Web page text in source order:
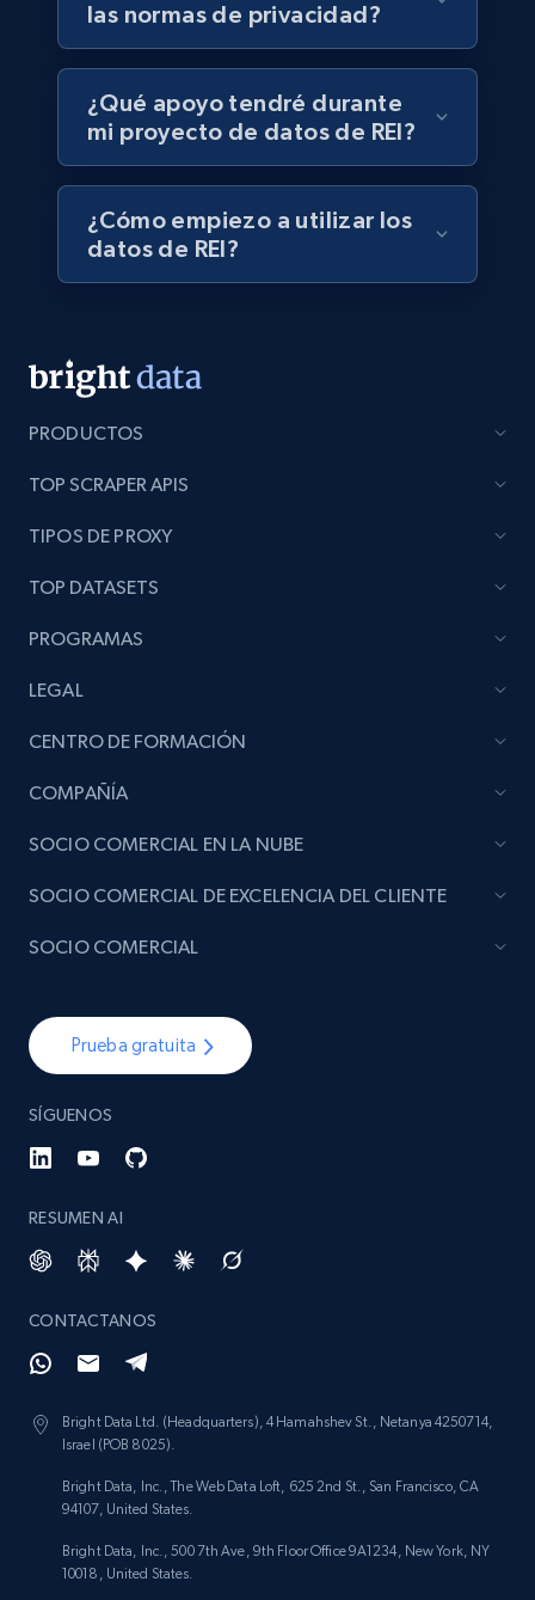
las normas de privacidad?
¿Qué apoyo tendré durante
mi proyecto de datos de REI?
¿Cómo empiezo a utilizar los
datos de REI?
PRODUCTOS
TOP SCRAPER APIS
TIPOS DE PROXY
TOP DATASETS
PROGRAMAS
LEGAL
CENTRO DE FORMACIÓN
COMPAÑÍA
Prueba gratuita
SÍGUENOS
RESUMEN AI
CONTACTANOS
Bright Data Ltd. (Headquarters), 4 Hamahshev St., Netanya 4250714,
Israel (POB 8025).
Bright Data, Inc., The Web Data Loft, 625 2nd St., San Francisco, CA
94107, United States.
Bright Data, Inc., 500 7th Ave, 9th Floor Office 9A1234, New York, NY
10018, United States.
SOCIO COMERCIAL EN LA NUBE
SOCIO COMERCIAL DE EXCELENCIA DEL CLIENTE
SOCIO COMERCIAL